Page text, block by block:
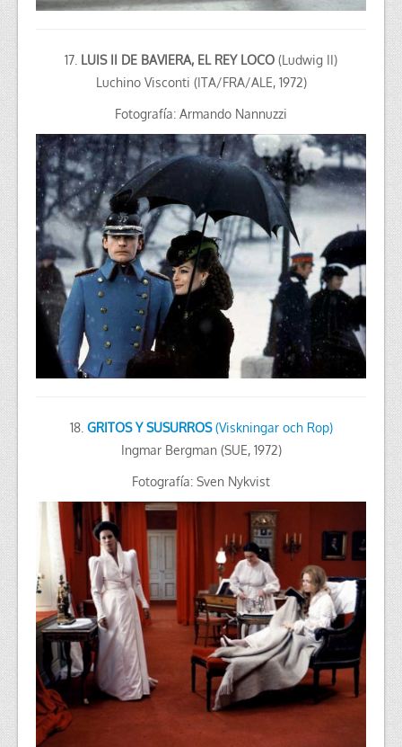
17. LUIS II DE BAVIERA, EL REY LOCO (Ludwig II)
Luchino Visconti (ITA/FRA/ALE, 1972)
Fotografía: Armando Nannuzzi
18. GRITOS Y SUSURROS(Viskningar och Rop)
Ingmar Bergman (SUE, 1972)
Fotografía: Sven Nykvist